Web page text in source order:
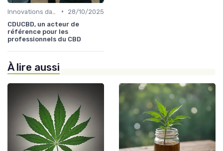
•
28/10/2025
CDUCBD, un acteur de
référence pour les
professionnels du CBD
À lire aussi